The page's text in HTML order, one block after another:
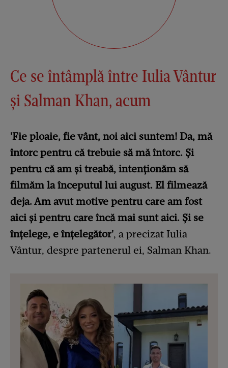
Ce se întâmplă între Iulia Vântur
și Salman Khan, acum
'Fie ploaie, fie vânt, noi aici suntem! Da, mă
întorc pentru că trebuie să mă întorc. Și
pentru că am și treabă, intenționăm să
filmăm la începutul lui august. El filmează
deja. Am avut motive pentru care am fost
aici și pentru care încă mai sunt aici. Și se
înțelege, e înțelegător', a precizat Iulia
Vântur, despre partenerul ei, Salman Khan.